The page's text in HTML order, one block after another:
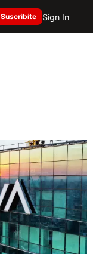
Suscribite Sign In